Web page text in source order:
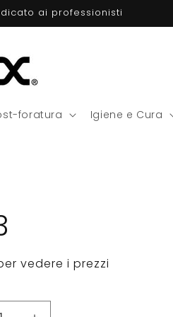
ai professionisti
foratura Igiene e Cura
vedere i prezzi